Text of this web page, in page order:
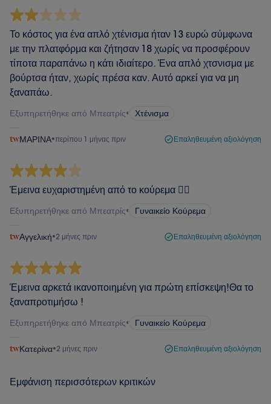
Το κόστος για ένα απλό χτένισμα ήταν 13 ευρώ σύμφωνα
με την πλατφόρμα και ζήτησαν 18 χωρίς να προσφέρουν
τίποτα παραπάνω η κάτι ιδιαίτερο. Ένα απλό χτσνισμα με
βούρτσα ήταν, χωρίς πρέσα καν. Αυτό αρκεί για να μη
ξαναπάω.
Εξυπηρετήθηκε από Μπεατρίς• Χτένισμα
ΜΑΡΙΝΑ•περίπου 1 μήνας πριν Επαληθευμένη αξιολόγηση
Έμεινα ευχαριστημένη από το κούρεμα 💇‍♀️
Εξυπηρετήθηκε από Μπεατρίς• Γυναικείο Κούρεμα
Αγγελική•2 μήνες πριν Επαληθευμένη αξιολόγηση
Έμεινα αρκετά ικανοποιημένη για πρώτη επίσκεψη!Θα το
ξαναπροτιμήσω !
Εξυπηρετήθηκε από Μπεατρίς• Γυναικείο Κούρεμα
Κατερίνα•2 μήνες πριν Επαληθευμένη αξιολόγηση
Εμφάνιση περισσότερων κριτικών